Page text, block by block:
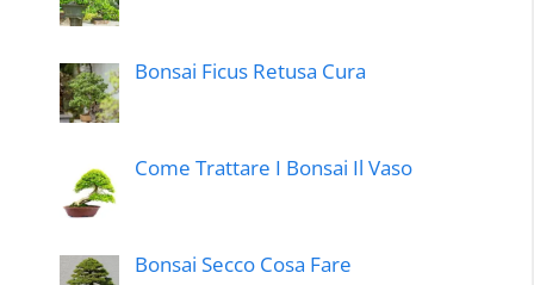
Bonsai Ficus Retusa Cura
Come Trattare I Bonsai Il Vaso
Bonsai Secco Cosa Fare